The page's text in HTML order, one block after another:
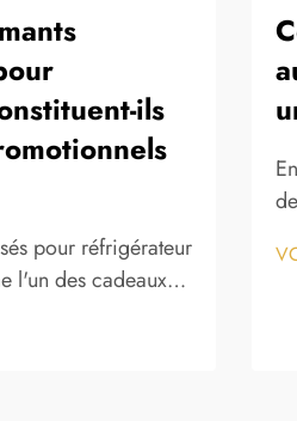
ils
pour réfrigérateur
l'un des cadeaux
aux entreprises